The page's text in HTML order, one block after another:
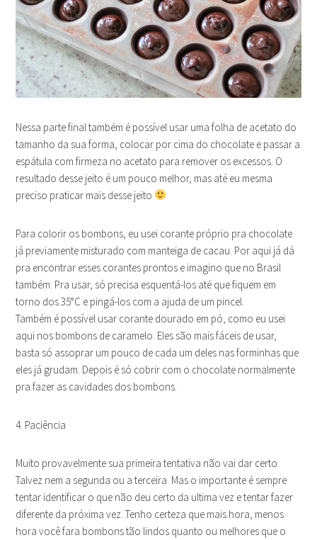
Nessa parte final também é possível usar uma folha de acetato do
tamanho da sua forma, colocar por cima do chocolate e passar a
espátula com firmeza no acetato para remover os excessos. O
resultado desse jeito é um pouco melhor, mas até eu mesma
preciso praticar mais desse jeito
Para colorir os bombons, eu usei corante próprio pra chocolate
já previamente misturado com manteiga de cacau. Por aqui já dá
pra encontrar esses corantes prontos e imagino que no Brasil
também. Pra usar, só precisa esquentá-los até que fiquem em
torno dos 35°C e pingá-los com a ajuda de um pincel.
Também é possível usar corante dourado em pó, como eu usei
aqui nos bombons de caramelo. Eles são mais fáceis de usar,
basta só assoprar um pouco de cada um deles nas forminhas que
eles já grudam. Depois é só cobrir com o chocolate normalmente
pra fazer as cavidades dos bombons.
4. Paciência
Muito provavelmente sua primeira tentativa não vai dar certo.
Talvez nem a segunda ou a terceira. Mas o importante é sempre
tentar identificar o que não deu certo da ultima vez e tentar fazer
diferente da próxima vez. Tenho certeza que mais hora, menos
hora você fara bombons tão lindos quanto ou melhores que o